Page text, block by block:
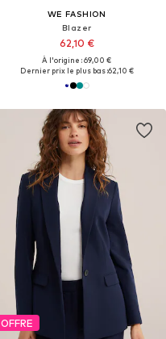
WE FASHION
Blazer
62,10 €
À l'origine : 69,00 €
Dernier prix le plus bas :62,10 €
OFFRE